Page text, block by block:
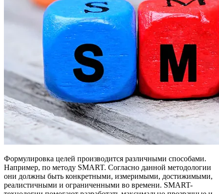
Формулировка целей производится различными способами.
Например, по методу SMART. Согласно данной методологии
они должны быть конкретными, измеримыми, достижимыми,
реалистичными и ограниченными во времени. SMART-